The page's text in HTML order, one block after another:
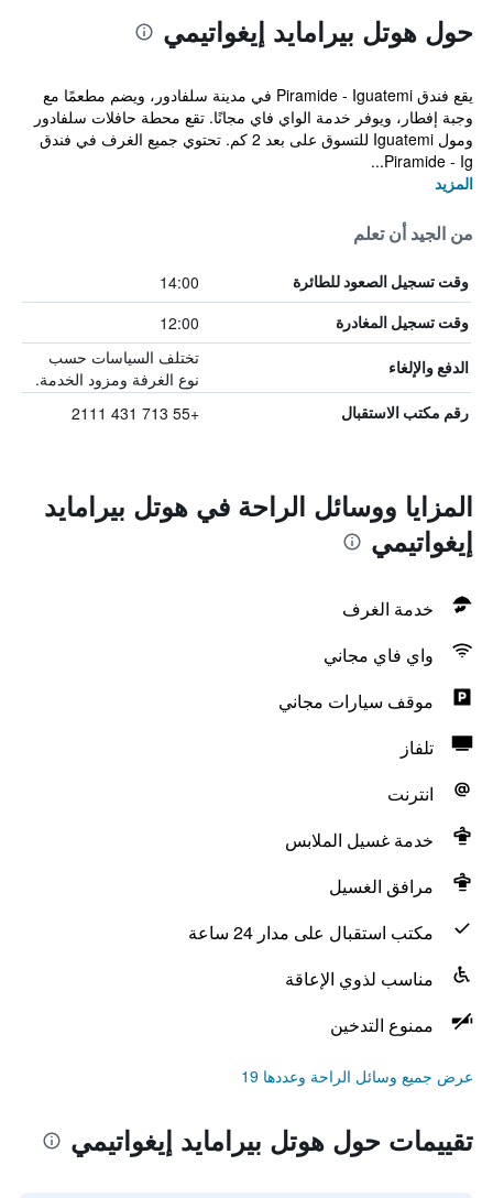
حول هوتل بيرامايد إيغواتيمي
يقع فندق Piramide - Iguatemi في مدينة سلفادور، ويضم مطعمًا مع
وجبة إفطار، ويوفر خدمة الواي فاي مجانًا. تقع محطة حافلات سلفادور
ومول Iguatemi للتسوق على بعد 2 كم. تحتوي جميع الغرف في فندق
Piramide - Ig...
المزيد
من الجيد أن تعلم
وقت تسجيل الصعود للطائرة 14:00
وقت تسجيل المغادرة 12:00
الدفع والإلغاء
تختلف السياسات حسب
نوع الغرفة ومزود الخدمة.
رقم مكتب الاستقبال +55 713 431 2111
المزايا ووسائل الراحة في هوتل بيرامايد
إيغواتيمي
خدمة الغرف
واي فاي مجاني
موقف سيارات مجاني
تلفاز
انترنت
خدمة غسيل الملابس
مرافق الغسيل
مكتب استقبال على مدار 24 ساعة
مناسب لذوي الإعاقة
ممنوع التدخين
عرض جميع وسائل الراحة وعددها 19
تقييمات حول هوتل بيرامايد إيغواتيمي